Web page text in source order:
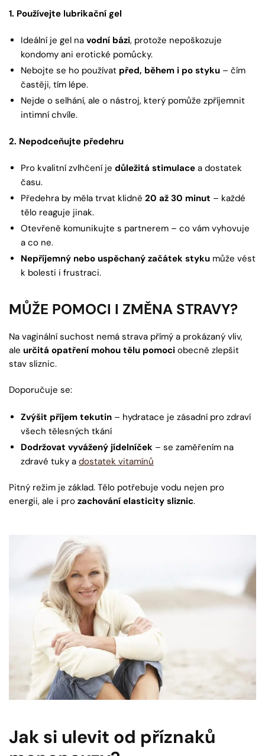
1. Používejte lubrikační gel
Ideální je gel na vodní bázi, protože nepoškozuje
kondomy ani erotické pomůcky.
Nebojte se ho používat před, během i po styku – čím
častěji, tím lépe.
Nejde o selhání, ale o nástroj, který pomůže zpříjemnit
intimní chvíle.
2. Nepodceňujte předehru
Pro kvalitní zvlhčení je důležitá stimulace a dostatek
času.
Předehra by měla trvat klidně 20 až 30 minut – každé
tělo reaguje jinak.
Otevřeně komunikujte s partnerem – co vám vyhovuje
a co ne.
Nepříjemný nebo uspěchaný začátek styku může vést
k bolesti i frustraci.
MŮŽE POMOCI I ZMĚNA STRAVY?
Na vaginální suchost nemá strava přímý a prokázaný vliv,
ale určitá opatření mohou tělu pomoci obecně zlepšit
stav sliznic.
Doporučuje se:
Zvýšit příjem tekutin – hydratace je zásadní pro zdraví
všech tělesných tkání
Dodržovat vyvážený jídelníček – se zaměřením na
zdravé tuky a dostatek vitamínů
Pitný režim je základ. Tělo potřebuje vodu nejen pro
energii, ale i pro zachování elasticity sliznic.
Jak si ulevit od příznaků